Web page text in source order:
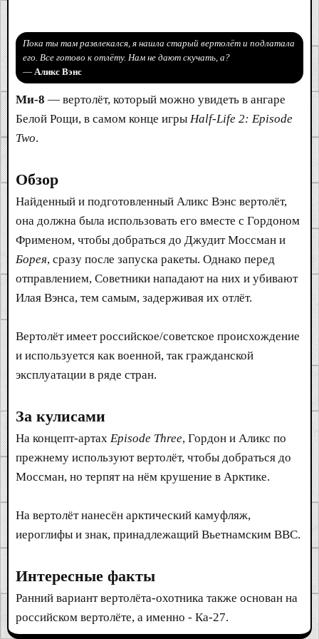
Пока ты там развлекался, я нашла старый вертолёт и подлатала
его. Все готово к отлёту. Нам не дают скучать, а?
— Аликс Вэнс
Ми-8 — вертолёт, который можно увидеть в ангаре
Белой Рощи, в самом конце игры Half-Life 2: Episode
Two.
Обзор
Найденный и подготовленный Аликс Вэнс вертолёт,
она должна была использовать его вместе с Гордоном
Фрименом, чтобы добраться до Джудит Моссман и
Борея, сразу после запуска ракеты. Однако перед
отправлением, Советники нападают на них и убивают
Илая Вэнса, тем самым, задерживая их отлёт.
Вертолёт имеет российское/советское происхождение
и используется как военной, так гражданской
эксплуатации в ряде стран.
За кулисами
На концепт-артах Episode Three, Гордон и Аликс по
прежнему используют вертолёт, чтобы добраться до
Моссман, но терпят на нём крушение в Арктике.
На вертолёт нанесён арктический камуфляж,
иероглифы и знак, принадлежащий Вьетнамским ВВС.
Интересные факты
Ранний вариант вертолёта-охотника также основан на
российском вертолёте, а именно - Ка-27.